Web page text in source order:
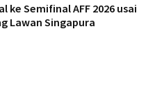
ke Semifinal AFF 2026 usai
Lawan Singapura